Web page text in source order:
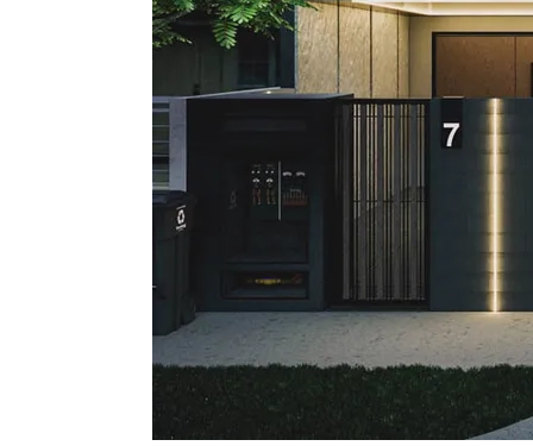
Chi phí xây nhà phố 3
tầng